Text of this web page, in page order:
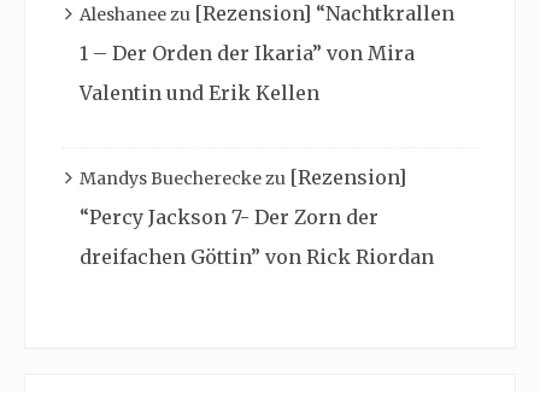
Aleshaneezu [Rezension] “Nachtkrallen
1 – Der Orden der Ikaria” von Mira
Valentin und Erik Kellen
Mandys Buechereckezu [Rezension]
“Percy Jackson 7- Der Zorn der
dreifachen Göttin” von Rick Riordan